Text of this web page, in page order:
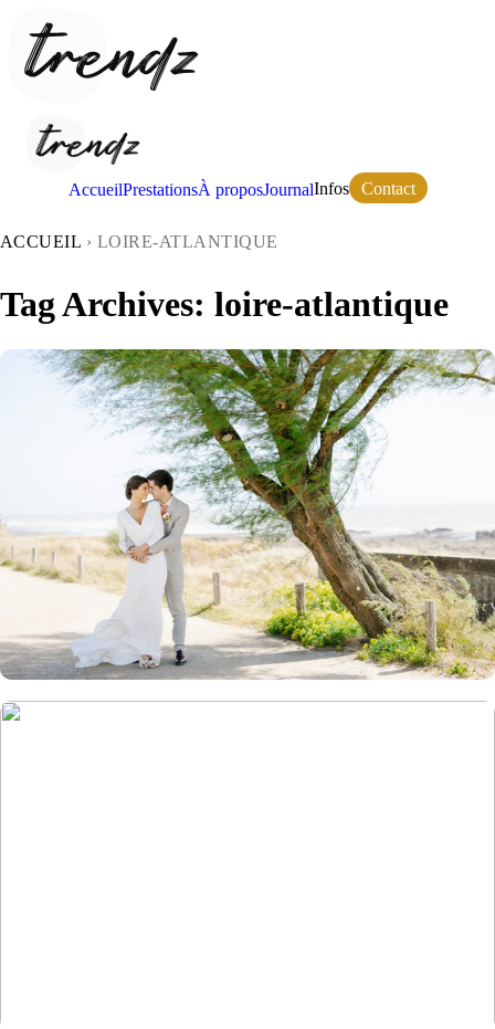
AccueilPrestationsÀ proposJournalInfos Contact
ACCUEIL › LOIRE-ATLANTIQUE
Tag Archives: loire-atlantique
Mariage : Hermine & Thomas